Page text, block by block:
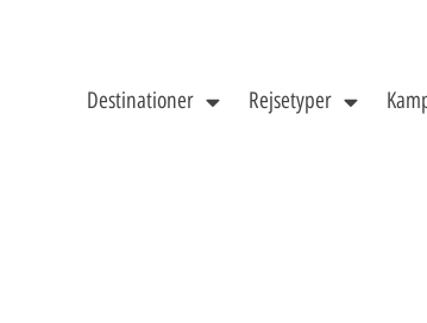
Destinationer Rejsetyper